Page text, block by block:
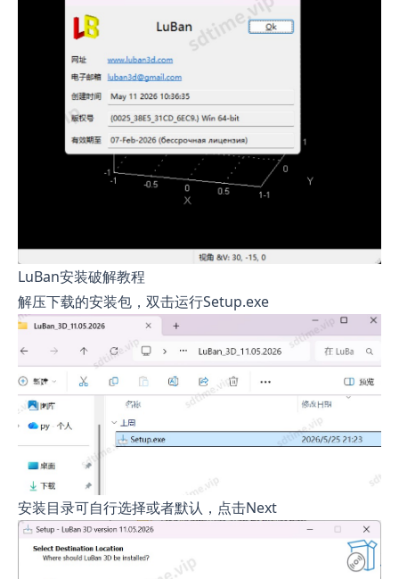
LuBan安装破解教程
解压下载的安装包，双击运行Setup.exe
安装目录可自行选择或者默认，点击Next